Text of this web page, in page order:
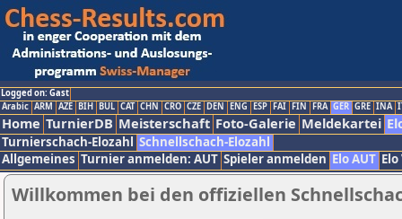
Logged on: Gast
Arabic ARM AZE BIH BUL CAT CHN CRO CZE DEN ENG ESP FAI FIN FRA GER GRE INA
Home TurnierDB Meisterschaft Foto-Galerie Meldekartei
Turnierschach-Elozahl Schnellschach-Elozahl
Allgemeines Turnier anmelden: AUT Spieler anmelden Elo AUT
Willkommen bei den offiziellen